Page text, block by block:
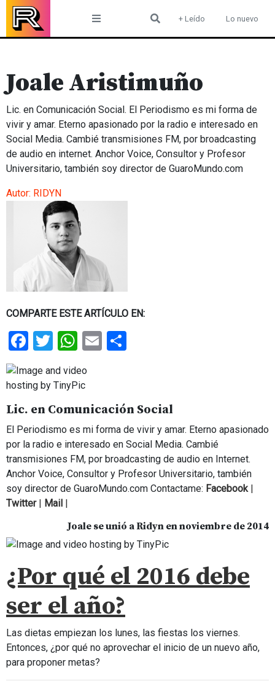
Skip
content
+ Leído Lo nuevo
Joale Aristimuño
Lic. en Comunicación Social. El Periodismo es mi forma de
vivir y amar. Eterno apasionado por la radio e interesado en
Social Media. Cambié transmisiones FM, por broadcasting
de audio en internet. Anchor Voice, Consultor y Profesor
Universitario, también soy director de GuaroMundo.com
Autor: RIDYN
COMPARTE ESTE ARTÍCULO EN:
Facebook
Twitter
WhatsApp
Email
Lic. en Comunicación Social
El Periodismo es mi forma de vivir y amar. Eterno apasionado
por la radio e interesado en Social Media. Cambié
transmisiones FM, por broadcasting de audio en Internet.
Anchor Voice, Consultor y Profesor Universitario, también
soy director de GuaroMundo.com Contactame: Facebook|
Twitter| Mail
Joale se unió a Ridyn en noviembre de 2014
¿Por qué el 2016 debe
ser el año?
Las dietas empiezan los lunes, las fiestas los viernes.
Entonces, ¿por qué no aprovechar el inicio de un nuevo año,
para proponer metas?